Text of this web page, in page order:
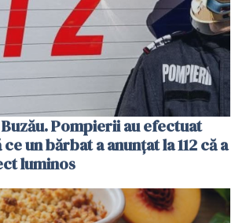
Pompierii au efectuat
un bărbat a anunțat la 112 că a
luminos